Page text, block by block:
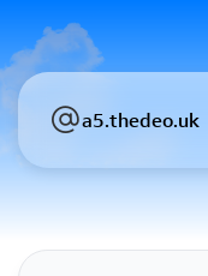
a5.thedeo.uk